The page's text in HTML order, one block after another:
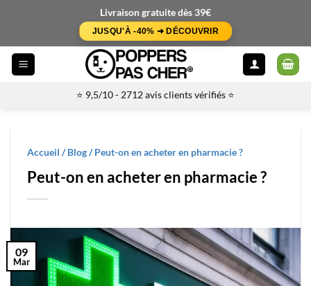
Livraison gratuite dès 39€
JUSQU'À -40% ➜ DÉCOUVRIR
⭐ 9,5/10 - 2712 avis clients vérifiés ⭐
Accueil /Blog/Peut-on en acheter en pharmacie ?
Peut-on en acheter en pharmacie ?
09
Mar